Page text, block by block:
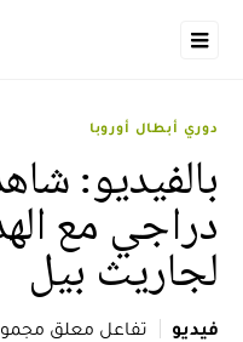
دوري أبطال أوروبا
بالفيديو:
دراجي مع
لجاريث بيل
فيديو
تفاعل معلق